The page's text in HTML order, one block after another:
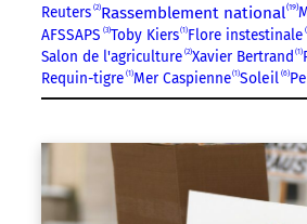
Reuters 2 Rassemblement national 19
AFSSAPS 3 Toby Kiers 1 Flore instestinale
Salon de l'agriculture 2 Xavier Bertrand 1
Requin-tigre 1 Mer Caspienne 1 Soleil 6